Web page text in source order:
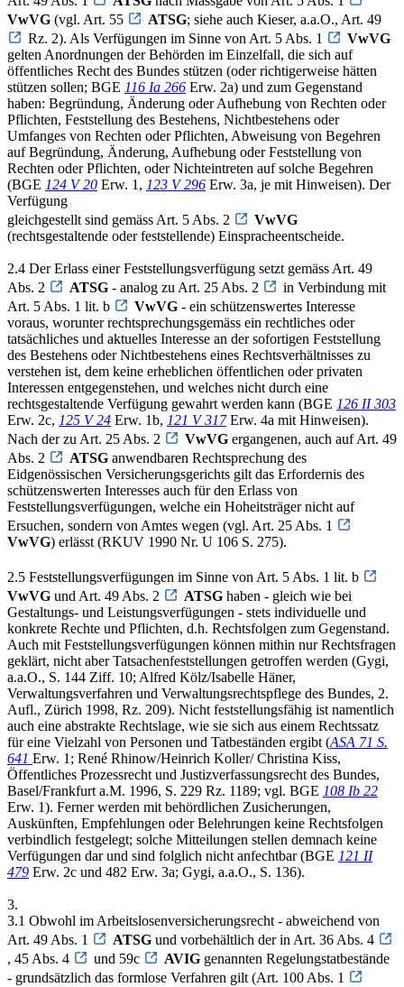
VwVG (vgl. Art. 55 ATSG; siehe auch Kieser, a.a.O., Art. 49
Rz. 2). Als Verfügungen im Sinne von Art. 5 Abs. 1
VwVG
gelten Anordnungen der Behörden im Einzelfall, die sich auf
öffentliches Recht des Bundes stützen (oder richtigerweise hätten
stützen sollen; BGE 116 Ia 266 Erw. 2a) und zum Gegenstand
haben: Begründung, Änderung oder Aufhebung von Rechten oder
Pflichten, Feststellung des Bestehens, Nichtbestehens oder
Umfanges von Rechten oder Pflichten, Abweisung von Begehren
auf Begründung, Änderung, Aufhebung oder Feststellung von
Rechten oder Pflichten, oder Nichteintreten auf solche Begehren
(BGE 124 V 20 Erw. 1, 123 V 296 Erw. 3a, je mit Hinweisen). Der
Verfügung
gleichgestellt sind gemäss Art. 5 Abs. 2
VwVG
(rechtsgestaltende oder feststellende) Einspracheentscheide.
2.4 Der Erlass einer Feststellungsverfügung setzt gemäss Art. 49
Abs. 2
ATSG - analog zu Art. 25 Abs. 2
in Verbindung mit
Art. 5 Abs. 1 lit. b
VwVG - ein schützenswertes Interesse
voraus, worunter rechtsprechungsgemäss ein rechtliches oder
tatsächliches und aktuelles Interesse an der sofortigen Feststellung
des Bestehens oder Nichtbestehens eines Rechtsverhältnisses zu
verstehen ist, dem keine erheblichen öffentlichen oder privaten
Interessen entgegenstehen, und welches nicht durch eine
rechtsgestaltende Verfügung gewahrt werden kann (BGE 126 II 303
Erw. 2c, 125 V 24 Erw. 1b, 121 V 317Erw. 4a mit Hinweisen).
Nach der zu Art. 25 Abs. 2
VwVG ergangenen, auch auf Art. 49
Abs. 2
ATSG anwendbaren Rechtsprechung des
Eidgenössischen Versicherungsgerichts gilt das Erfordernis des
schützenswerten Interesses auch für den Erlass von
Feststellungsverfügungen, welche ein Hoheitsträger nicht auf
Ersuchen, sondern von Amtes wegen (vgl. Art. 25 Abs. 1
VwVG) erlässt (RKUV 1990 Nr. U 106 S. 275).
2.5 Feststellungsverfügungen im Sinne von Art. 5 Abs. 1 lit. b
VwVG und Art. 49 Abs. 2 ATSG haben - gleich wie bei
Gestaltungs- und Leistungsverfügungen - stets individuelle und
konkrete Rechte und Pflichten, d.h. Rechtsfolgen zum Gegenstand.
Auch mit Feststellungsverfügungen können mithin nur Rechtsfragen
geklärt, nicht aber Tatsachenfeststellungen getroffen werden (Gygi,
a.a.O., S. 144 Ziff. 10; Alfred Kölz/Isabelle Häner,
Verwaltungsverfahren und Verwaltungsrechtspflege des Bundes, 2.
Aufl., Zürich 1998, Rz. 209). Nicht feststellungsfähig ist namentlich
auch eine abstrakte Rechtslage, wie sie sich aus einem Rechtssatz
für eine Vielzahl von Personen und Tatbeständen ergibt (ASA 71 S.
641 Erw. 1; René Rhinow/Heinrich Koller/ Christina Kiss,
Öffentliches Prozessrecht und Justizverfassungsrecht des Bundes,
Basel/Frankfurt a.M. 1996, S. 229 Rz. 1189; vgl. BGE 108 Ib 22
Erw. 1). Ferner werden mit behördlichen Zusicherungen,
Auskünften, Empfehlungen oder Belehrungen keine Rechtsfolgen
verbindlich festgelegt; solche Mitteilungen stellen demnach keine
Verfügungen dar und sind folglich nicht anfechtbar (BGE 121 II
479 Erw. 2c und 482 Erw. 3a; Gygi, a.a.O., S. 136).
3.
3.1 Obwohl im Arbeitslosenversicherungsrecht - abweichend von
Art. 49 Abs. 1
ATSG und vorbehältlich der in Art. 36 Abs. 4
, 45 Abs. 4
und 59c AVIG genannten Regelungstatbestände
- grundsätzlich das formlose Verfahren gilt (Art. 100 Abs. 1